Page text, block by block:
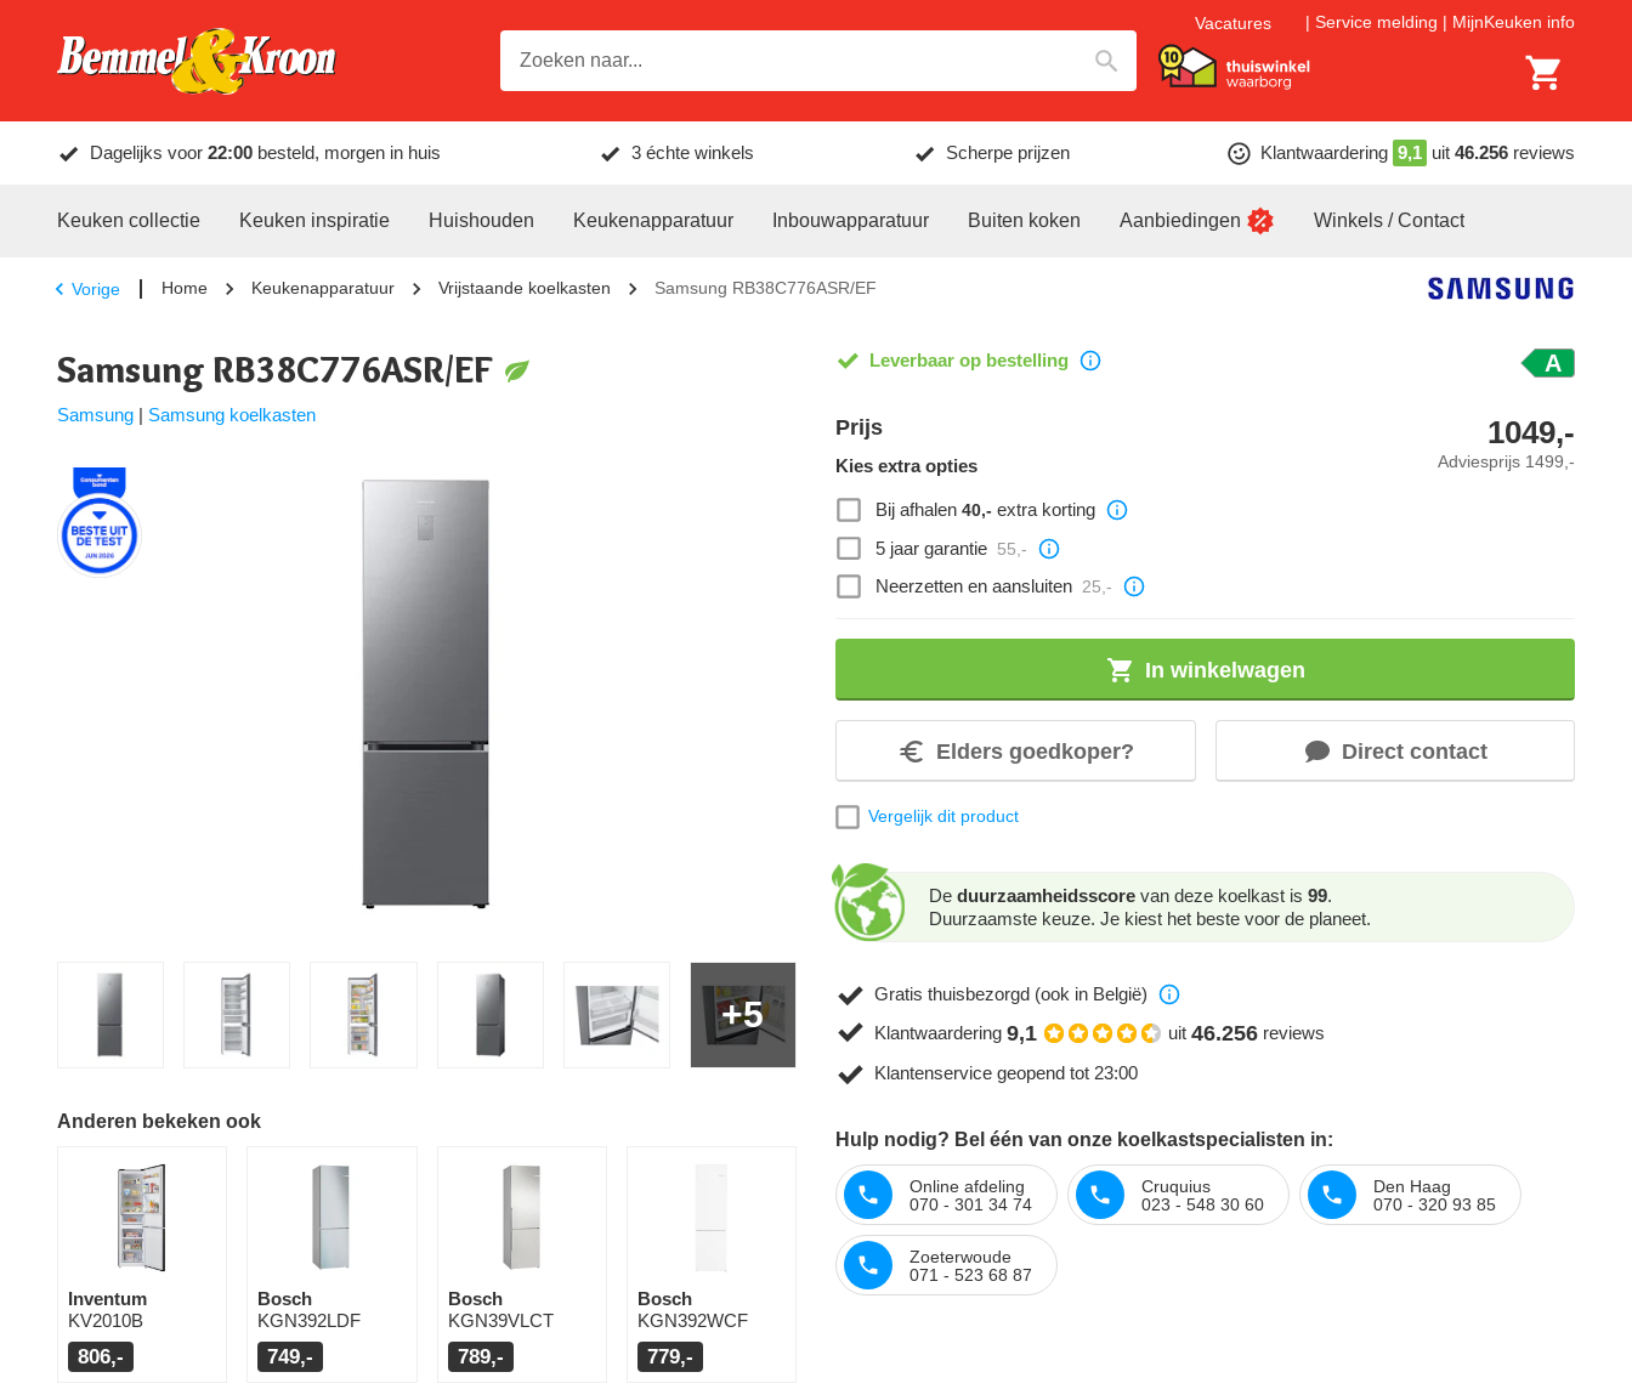
Vacatures Service melding MijnKeuken info
Dagelijks voor 22:00 besteld, morgen in huis 3 échte winkels Scherpe prijzen Klantwaardering 9,1 uit 46.256 reviews
Keuken collectie Keuken inspiratie Huishouden Keukenapparatuur Inbouwapparatuur Buiten koken Aanbiedingen Winkels / Contact
Vorige Home Keukenapparatuur Vrijstaande koelkasten Samsung RB38C776ASR/EF
Samsung RB38C776ASR/EF
Samsung | Samsung koelkasten
+5
Anderen bekeken ook
Inventum
KV2010B
806,-
Bosch
KGN392LDF
749,-
Bosch
KGN39VLCT
789,-
Bosch
KGN392WCF
779,-
Leverbaar op bestelling A
Prijs
Adviesprijs 1499,-
1049,-
Kies extra opties
Bij afhalen 40,- extra korting
5 jaar garantie 55,-
Neerzetten en aansluiten 25,-
In winkelwagen
Elders goedkoper? Direct contact
Vergelijk dit product
De duurzaamheidsscore van deze koelkast is 99.
Duurzaamste keuze. Je kiest het beste voor de planeet.
Gratis thuisbezorgd (ook in België)
Klantwaardering 9,1 uit 46.256 reviews
Klantenservice geopend tot 23:00
Hulp nodig? Bel één van onze koelkastspecialisten in:
Online afdeling
070 - 301 34 74
Cruquius
023 - 548 30 60
Den Haag
070 - 320 93 85
Zoeterwoude
071 - 523 68 87